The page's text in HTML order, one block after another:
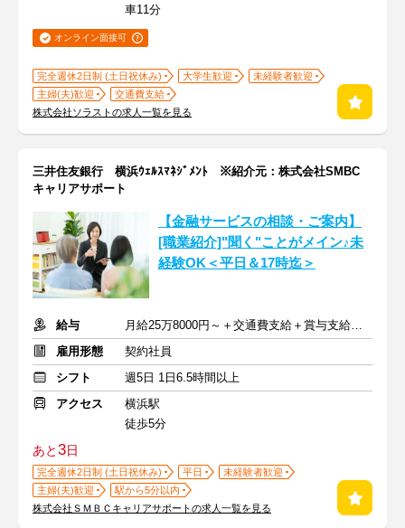
車11分
オンライン面接可
完全週休2日制 (土日祝休み) 大学生歓迎
未経験者歓迎
主婦(夫)歓迎
交通費支給
株式会社ソラストの求人一覧を見る
三井住友銀行 横浜ｳｪﾙｽﾏﾈｼﾞﾒﾝﾄ ※紹介元：株式会社SMBC
キャリアサポート
【金融サービスの相談・ご案内】
[職業紹介]"聞く"ことがメイン♪未
経験OK＜平日＆17時迄＞
給与
月給25万8000円～＋交通費支給＋賞与支給あり
雇用形態
契約社員
シフト
週5日 1日6.5時間以上
アクセス
横浜駅
徒歩5分
あと3日
完全週休2日制 (土日祝休み) 平日
未経験者歓迎
主婦(夫)歓迎
駅から5分以内
株式会社ＳＭＢＣキャリアサポートの求人一覧を見る